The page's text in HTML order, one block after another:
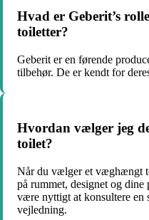
Hvad er Geberit’s
toiletter?
Geberit er en førende
tilbehør. De er kendt for
Hvordan vælger jeg
toilet?
Når du vælger et væghængt
på rummet, designet og
være nyttigt at konsultere en
vejledning.